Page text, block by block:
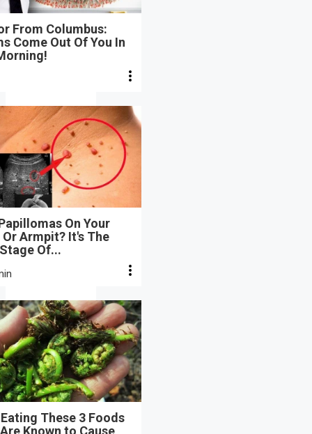
From Columbus:
Come Out Of You In
On Your
Armpit? It's The
Of...
These 3 Foods
Known to Cause